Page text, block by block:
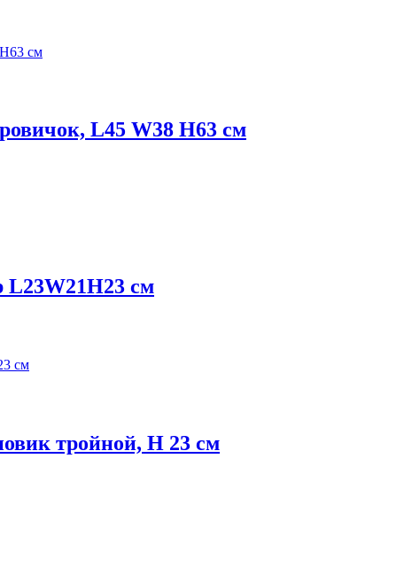
L45 W38 H63 см
L23W21H23 см
тройной, H 23 см